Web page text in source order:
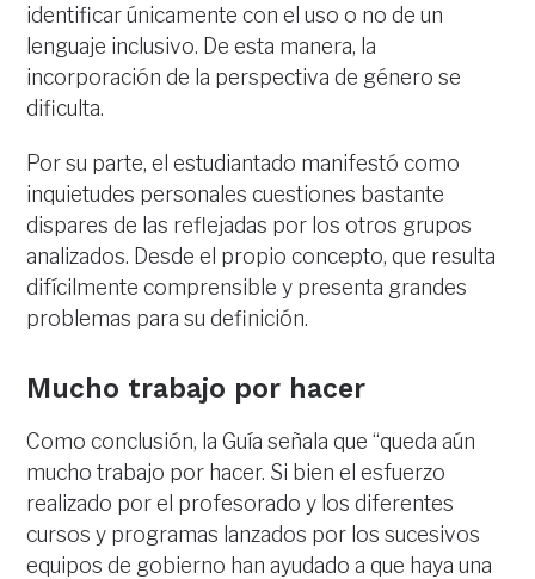
identificar únicamente con el uso o no de un
lenguaje inclusivo. De esta manera, la
incorporación de la perspectiva de género se
dificulta.
Por su parte, el estudiantado manifestó como
inquietudes personales cuestiones bastante
dispares de las reflejadas por los otros grupos
analizados. Desde el propio concepto, que resulta
difícilmente comprensible y presenta grandes
problemas para su definición.
Mucho trabajo por hacer
Como conclusión, la Guía señala que “queda aún
mucho trabajo por hacer. Si bien el esfuerzo
realizado por el profesorado y los diferentes
cursos y programas lanzados por los sucesivos
equipos de gobierno han ayudado a que haya una